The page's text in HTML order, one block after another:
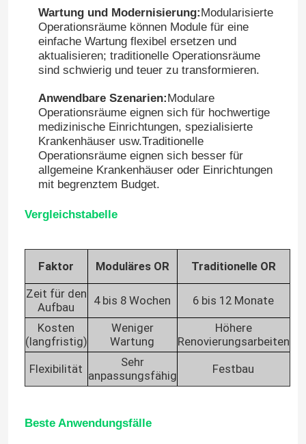
Wartung und Modernisierung:Modularisierte
Operationsräume können Module für eine
einfache Wartung flexibel ersetzen und
aktualisieren; traditionelle Operationsräume
sind schwierig und teuer zu transformieren.
Anwendbare Szenarien:Modulare
Operationsräume eignen sich für hochwertige
medizinische Einrichtungen, spezialisierte
Krankenhäuser usw.Traditionelle
Operationsräume eignen sich besser für
allgemeine Krankenhäuser oder Einrichtungen
mit begrenztem Budget.
Vergleichstabelle
Faktor Moduläres OR
Traditionelle OR
Zeit für den
Aufbau
4 bis 8 Wochen
6 bis 12 Monate
Kosten
(langfristig)
Weniger
Wartung
Höhere
Renovierungsarbeiten
Flexibilität
Sehr
anpassungsfähig
Festbau
Beste Anwendungsfälle